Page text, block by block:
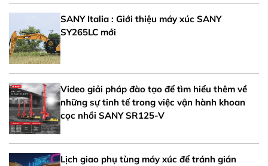
SANY Italia : Giới thiệu máy xúc SANY
SY265LC mới
Video giải pháp đào tạo để tìm hiểu thêm về
những sự tinh tế trong việc vận hành khoan
cọc nhồi SANY SR125-V
Lịch giao phụ tùng máy xúc để tránh gián